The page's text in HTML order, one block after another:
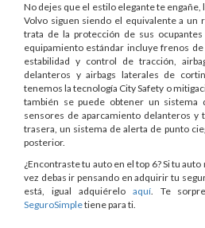
No dejes que el estilo elegante te
Volvo siguen siendo el equivalente a un
trata de la protección de sus
equipamiento estándar incluye frenos
estabilidad y control de tracción,
delanteros y airbags laterales de
tenemos la tecnología City Safety o
también se puede obtener un sistema
sensores de aparcamiento delanteros y
trasera, un sistema de alerta de punto
posterior.
¿Encontraste tu auto en el top 6? Si tu
vez debas ir pensando en adquirir tu
está, igual adquiérelo aquí. Te
SeguroSimpletiene para ti.